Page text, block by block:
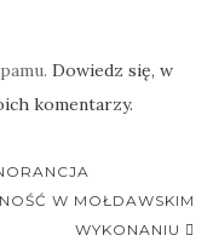
Dowiedz się, w
komentarzy.
W MOŁDAWSKIM
WYKONANIU